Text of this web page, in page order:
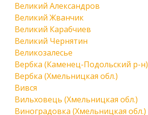
Великий Александров
Великий Жванчик
Великий Карабчиев
Великий Чернятин
Великозалесье
Вербка (Каменец-Подольский р-н)
Вербка (Хмельницкая обл.)
Вився
Вильховець (Хмельницкая обл.)
Виноградовка (Хмельницкая обл.)